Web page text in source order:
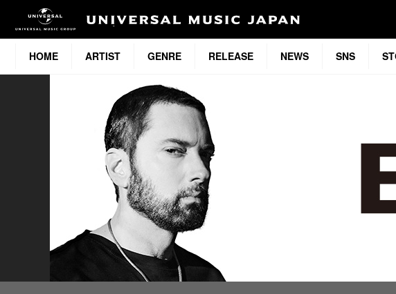
HOME ARTIST GENRE RELEASE NEWS SNS